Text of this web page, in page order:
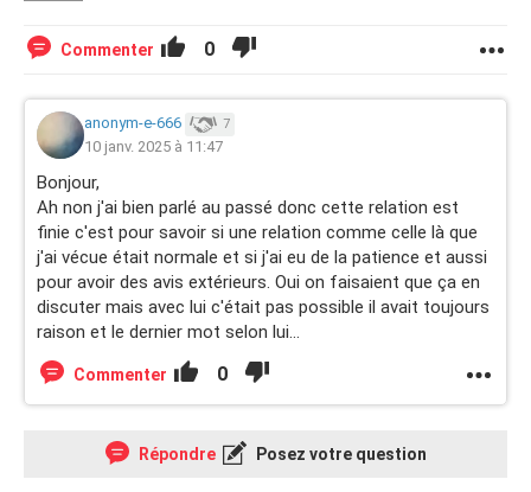
Commenter 0
anonym-e-666 7
10 janv. 2025 à 11:47
Bonjour,
Ah non j'ai bien parlé au passé donc cette relation est
finie c'est pour savoir si une relation comme celle là que
j'ai vécue était normale et si j'ai eu de la patience et aussi
pour avoir des avis extérieurs. Oui on faisaient que ça en
discuter mais avec lui c'était pas possible il avait toujours
raison et le dernier mot selon lui...
Commenter 0
Répondre Posez votre question